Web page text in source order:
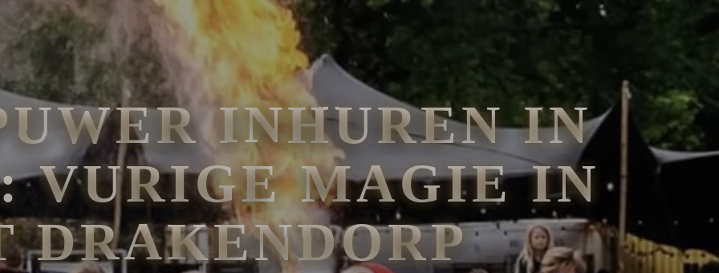
INHUREN IN
VURIGE MAGIE IN
DRAKENDORP